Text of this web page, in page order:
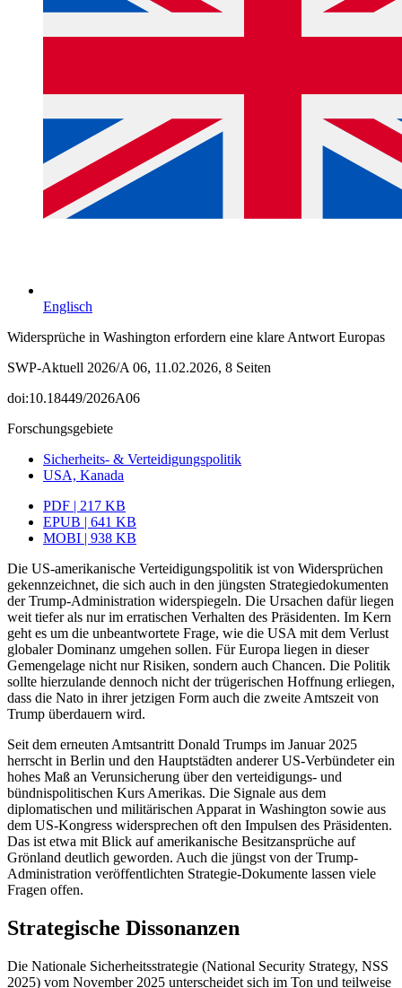
Englisch
Widersprüche in Washington erfordern eine klare Antwort Europas
SWP-Aktuell 2026/A 06, 11.02.2026, 8 Seiten
doi:10.18449/2026A06
Forschungsgebiete
Sicherheits- & Verteidigungspolitik
USA, Kanada
PDF | 217 KB
EPUB | 641 KB
MOBI | 938 KB
Die US-amerikanische Verteidigungspolitik ist von Widersprüchen
gekennzeichnet, die sich auch in den jüngsten Strategiedokumenten
der Trump-Administration wider­spiegeln. Die Ursachen dafür liegen
weit tiefer als nur im erratischen Verhalten des Präsi­denten. Im Kern
geht es um die unbeantwortete Frage, wie die USA mit dem Verlust
globaler Dominanz umgehen sollen. Für Europa liegen in dieser
Gemengelage nicht nur Risiken, sondern auch Chancen. Die Politik
sollte hierzulande dennoch nicht der trügerischen Hoffnung erliegen,
dass die Nato in ihrer jetzigen Form auch die zweite Amtszeit von
Trump überdauern wird.
Seit dem erneuten Amtsantritt Donald Trumps im Januar 2025
herrscht in Berlin und den Hauptstädten anderer US-Verbün­deter ein
hohes Maß an Verunsicherung über den verteidigungs- und
bündnispolitischen Kurs Amerikas. Die Signale aus dem
diplomatischen und militärischen Apparat in Washington sowie aus
dem US-Kongress widersprechen oft den Impulsen des Präsi­denten.
Das ist etwa mit Blick auf amerikanische Besitzansprüche auf
Grönland deut­lich geworden. Auch die jüngst von der Trump-
Administration veröffentlichten Stra­tegie-Dokumente lassen viele
Fragen offen.
Strategische Dissonanzen
Die Nationale Sicherheitsstrategie (National Security Strategy, NSS
2025) vom November 2025 unterscheidet sich im Ton und teil­weise